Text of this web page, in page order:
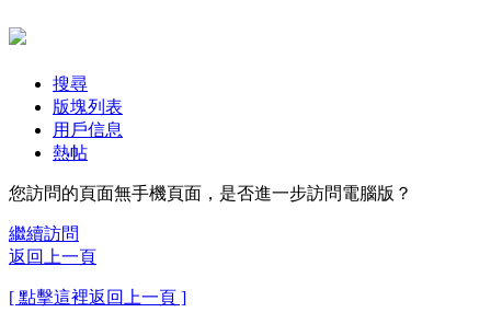
搜尋
版塊列表
用戶信息
熱帖
您訪問的頁面無手機頁面，是否進一步訪問電腦版？
繼續訪問
返回上一頁
[ 點擊這裡返回上一頁 ]